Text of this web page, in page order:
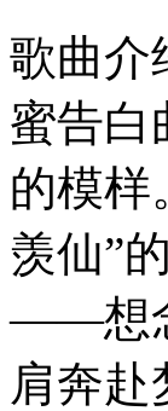
歌曲介
蜜告白
的模样
羡仙”
——想
肩奔赴